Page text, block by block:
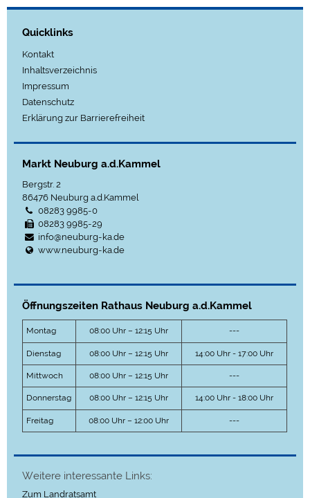
Quicklinks
Kontakt
Inhaltsverzeichnis
Impressum
Datenschutz
Erklärung zur Barrierefreiheit
Markt Neuburg a.d.Kammel
Bergstr. 2
86476 Neuburg a.d.Kammel
08283 9985-0
08283 9985-29
info@neuburg-ka.de
www.neuburg-ka.de
Öffnungszeiten Rathaus Neuburg a.d.Kammel
Montag 08:00 Uhr – 12:15 Uhr ---
Dienstag 08:00 Uhr – 12:15 Uhr 14:00 Uhr - 17:00 Uhr
Mittwoch 08:00 Uhr – 12:15 Uhr ---
Donnerstag 08:00 Uhr – 12:15 Uhr 14:00 Uhr - 18:00 Uhr
Freitag 08:00 Uhr – 12:00 Uhr ---
Weitere interessante Links:
Zum Landratsamt